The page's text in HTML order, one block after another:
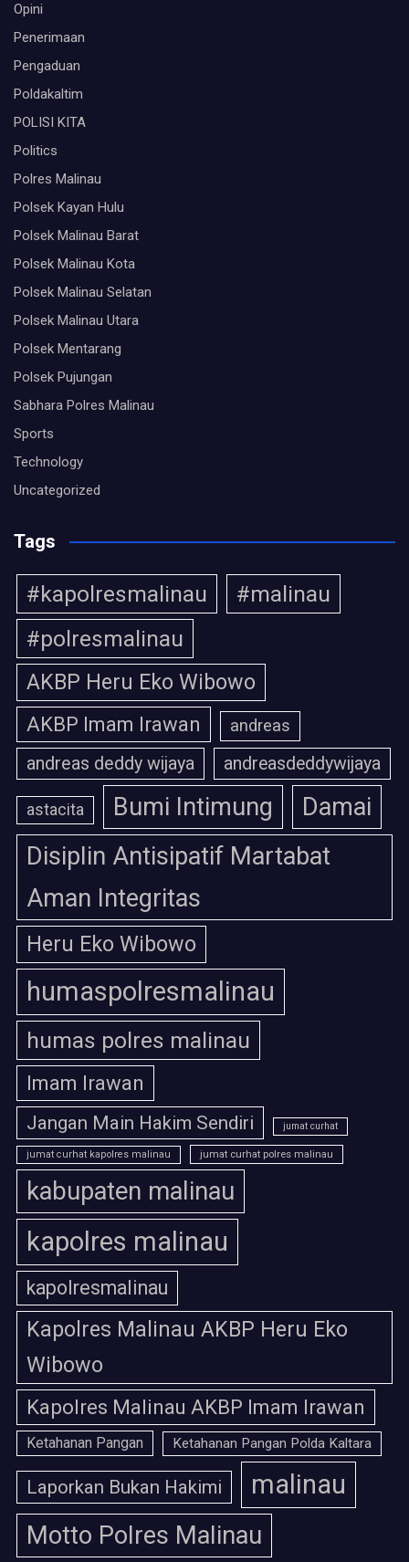
Opini
Penerimaan
Pengaduan
Poldakaltim
POLISI KITA
Politics
Polres Malinau
Polsek Kayan Hulu
Polsek Malinau Barat
Polsek Malinau Kota
Polsek Malinau Selatan
Polsek Malinau Utara
Polsek Mentarang
Polsek Pujungan
Sabhara Polres Malinau
Sports
Technology
Uncategorized
Tags
#kapolresmalinau
#malinau
#polresmalinau
AKBP Heru Eko Wibowo
AKBP Imam Irawan andreas
andreas deddy wijaya andreasdeddywijaya
astacita Bumi Intimung
Damai
Disiplin Antisipatif Martabat
Aman Integritas
Heru Eko Wibowo
humaspolresmalinau
humas polres malinau
Imam Irawan
Jangan Main Hakim Sendiri jumat curhat
jumat curhat kapolres malinau jumat curhat polres malinau
kabupaten malinau
kapolres malinau
kapolresmalinau
Kapolres Malinau AKBP Heru Eko
Wibowo
Kapolres Malinau AKBP Imam Irawan
Ketahanan Pangan Ketahanan Pangan Polda Kaltara
Laporkan Bukan Hakimi malinau
Motto Polres Malinau